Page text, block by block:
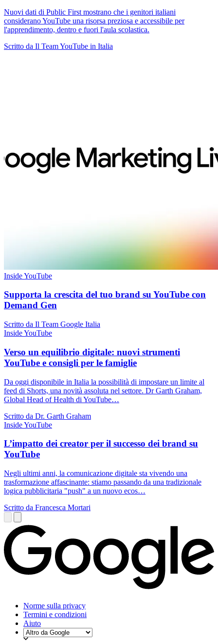
Nuovi dati di Public First mostrano che i genitori italiani
considerano YouTube una risorsa preziosa e accessibile per
l'apprendimento, dentro e fuori l'aula scolastica.
Scritto da Il Team YouTube in Italia
Inside YouTube
Supporta la crescita del tuo brand su YouTube con
Demand Gen
Scritto da Il Team Google Italia
Inside YouTube
Verso un equilibrio digitale: nuovi strumenti
YouTube e consigli per le famiglie
Da oggi disponibile in Italia la possibilità di impostare un limite al
feed di Shorts, una novità assoluta nel settore. Dr Garth Graham,
Global Head of Health di YouTube…
Scritto da Dr. Garth Graham
Inside YouTube
L’impatto dei creator per il successo dei brand su
YouTube
Negli ultimi anni, la comunicazione digitale sta vivendo una
trasformazione affascinante: stiamo passando da una tradizionale
logica pubblicitaria "push" a un nuovo ecos…
Scritto da Francesca Mortari
Norme sulla privacy
Termini e condizioni
Aiuto